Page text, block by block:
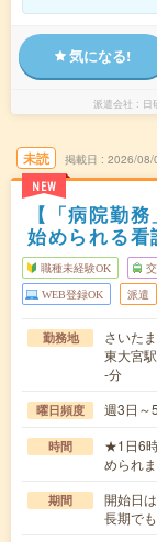
気になる!
派遣会社 日
未読
NEW
掲載日 2026/08/
【「病院勤
始められる看
職種未経験OK
WEB登録OK 派遣
勤務地
さいた
東大宮
-分
曜日頻度 週3日
時間
★1日6
められ
期間
開始日
長期で